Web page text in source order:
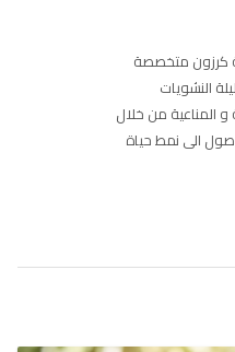
كرزون متخصصة
النشويات
المناعية من خلال
الى نمط حياة